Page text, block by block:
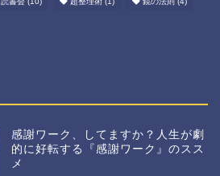
感謝ワーク、してますか？人生が劇
的に好転する『感謝ワーク』のスス
メ